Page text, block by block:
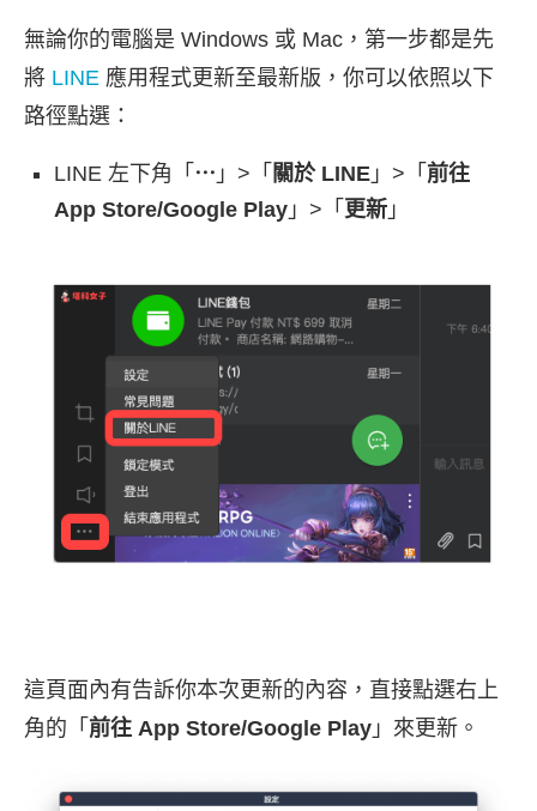
無論你的電腦是 Windows 或 Mac，第一步都是先
將 LINE 應用程式更新至最新版，你可以依照以下
路徑點選：
LINE 左下角「 ⋯ 」>「 關於 LINE 」>「 前往
App Store/Google Play 」>「 更新 」
這頁面內有告訴你本次更新的內容，直接點選右上
角的「 前往 App Store/Google Play 」來更新。